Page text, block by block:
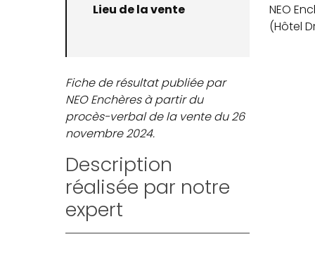
Lieu de la vente
NEO
(Hôtel
Fiche de résultat publiée par
NEO Enchères à partir du
procès-verbal de la vente du 26
novembre 2024.
Description
réalisée par notre
expert